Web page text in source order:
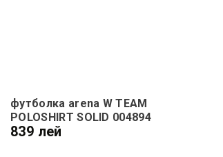
футболка arena W TEAM
POLOSHIRT SOLID 004894
839 лей